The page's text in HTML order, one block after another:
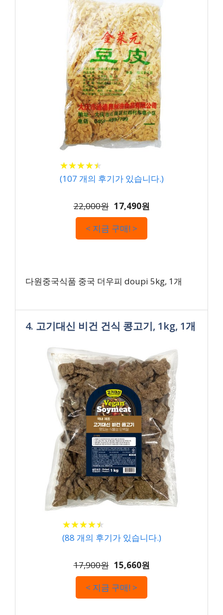
★★★★★
★★★★★
(107 개의 후기가 있습니다.)
22,000원 17,490원
< 지금 구매! >
다원중국식품 중국 더우피 doupi 5kg, 1개
4. 고기대신 비건 건식 콩고기, 1kg, 1개
★★★★★
★★★★★
(88 개의 후기가 있습니다.)
17,900원 15,660원
< 지금 구매! >